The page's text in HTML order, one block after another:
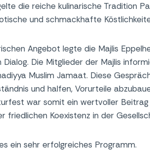
die reiche kulinarische Tradition
und schmackhafte
Angebot legte die Majlis
Dialog. Die Mitglieder der Majlis
Muslim Jamaat. Diese
und halfen, Vorurteile
war somit ein wertvoller
friedlichen Koexistenz in der
ein sehr erfolgreiches Programm.